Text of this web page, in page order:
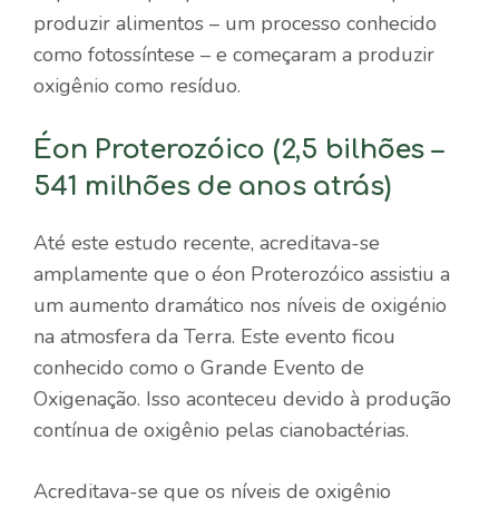
produzir alimentos – um processo conhecido
como fotossíntese – e começaram a produzir
oxigênio como resíduo.
Éon Proterozóico (2,5 bilhões –
541 milhões de anos atrás)
Até este estudo recente, acreditava-se
amplamente que o éon Proterozóico assistiu a
um aumento dramático nos níveis de oxigénio
na atmosfera da Terra. Este evento ficou
conhecido como o Grande Evento de
Oxigenação. Isso aconteceu devido à produção
contínua de oxigênio pelas cianobactérias.
Acreditava-se que os níveis de oxigênio